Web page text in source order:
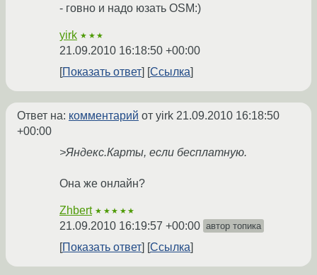
- говно и надо юзать OSM:)
yirk ★★★
21.09.2010 16:18:50 +00:00
Показать ответ
Ссылка
Ответ на: комментарий от yirk 21.09.2010 16:18:50
+00:00
>Яндекс.Карты, если бесплатную.
Она же онлайн?
Zhbert ★★★★★
21.09.2010 16:19:57 +00:00 автор топика
Показать ответ Ссылка